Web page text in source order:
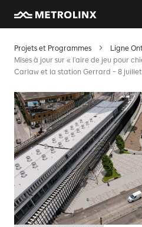
Projets et Programmes Ligne
Mises à jour sur « l’aire de jeu pour
Carlaw et la station Gerrard – 8